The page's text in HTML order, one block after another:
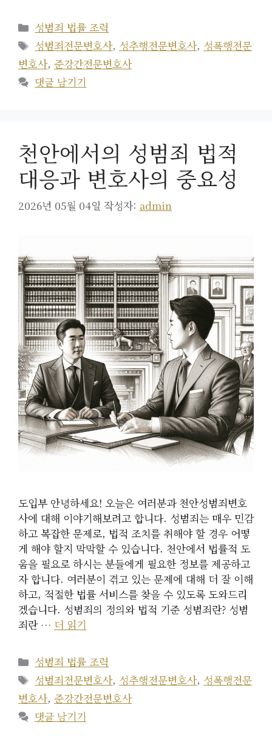
카
테
고
리
성범죄 법률 조력
태
그
성범죄전문변호사, 성추행전문변호사, 성폭행전문
변호사, 준강간전문변호사
댓글 남기기
천안에서의 성범죄 법적
대응과 변호사의 중요성
2026년 05월 04일 작성자: admin
도입부 안녕하세요! 오늘은 여러분과 천안성범죄변호
사에 대해 이야기해보려고 합니다. 성범죄는 매우 민감
하고 복잡한 문제로, 법적 조치를 취해야 할 경우 어떻
게 해야 할지 막막할 수 있습니다. 천안에서 법률적 도
움을 필요로 하시는 분들에게 필요한 정보를 제공하고
자 합니다. 여러분이 겪고 있는 문제에 대해 더 잘 이해
하고, 적절한 법률 서비스를 찾을 수 있도록 도와드리
겠습니다. 성범죄의 정의와 법적 기준 성범죄란? 성범
죄란 … 더 읽기
카
테
고
리
성범죄 법률 조력
태
그
성범죄전문변호사, 성추행전문변호사, 성폭행전문
변호사, 준강간전문변호사
댓글 남기기